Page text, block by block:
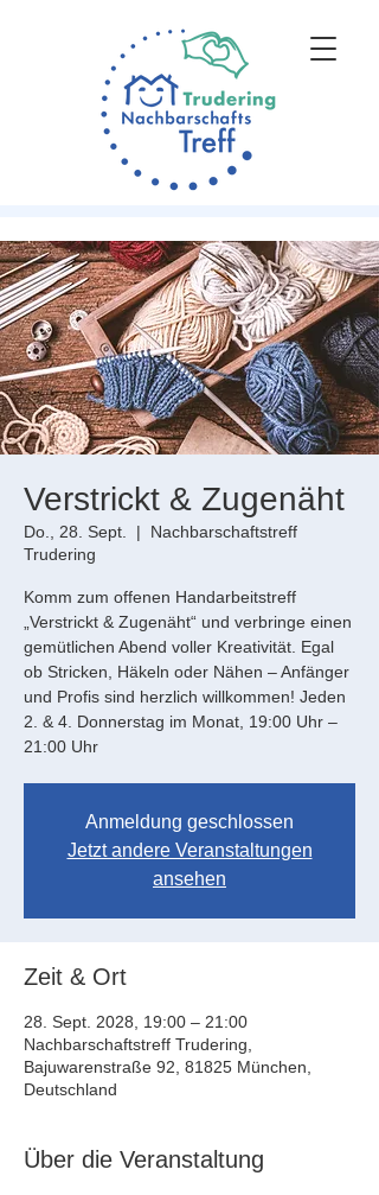
Verstrickt & Zugenäht
Do., 28. Sept.
  |
Nachbarschaftstreff
Trudering
Komm zum offenen Handarbeitstreff
„Verstrickt & Zugenäht“ und verbringe einen
gemütlichen Abend voller Kreativität. Egal
ob Stricken, Häkeln oder Nähen – Anfänger
und Profis sind herzlich willkommen! Jeden
2. & 4. Donnerstag im Monat, 19:00 Uhr –
21:00 Uhr
Anmeldung geschlossen
Jetzt andere Veranstaltungen
ansehen
Zeit & Ort
28. Sept. 2028, 19:00 – 21:00
Nachbarschaftstreff Trudering,
Bajuwarenstraße 92, 81825 München,
Deutschland
Über die Veranstaltung